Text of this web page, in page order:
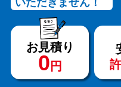
当社につ
サービス
いただきません！
お見積り
0 円